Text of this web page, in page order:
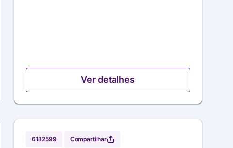
Ver detalhes
6182599 Compartilhar